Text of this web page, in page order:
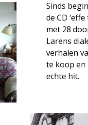
Sinds
de CD
met 28
Larens
verhalen
te koop en
echte hit.